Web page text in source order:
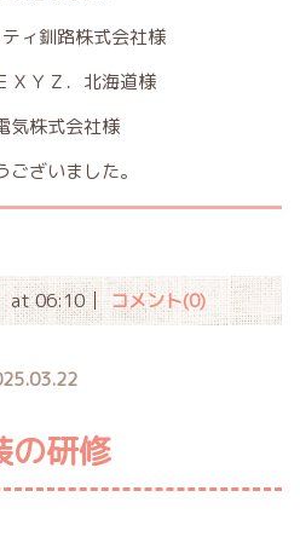
ィ釧路株式会社様
ＸＹＺ．北海道様
気株式会社様
ございました。
at 06:10 コメント(0)
の研修